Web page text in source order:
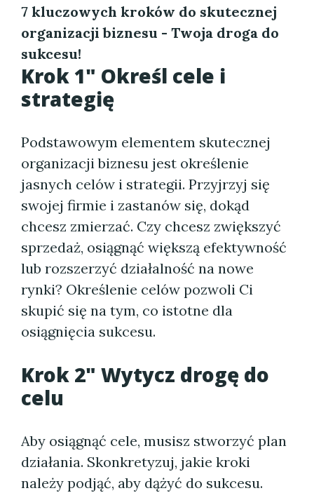
7 kluczowych kroków do skutecznej
organizacji biznesu - Twoja droga do
sukcesu!
Krok 1" Określ cele i
strategię
Podstawowym elementem skutecznej
organizacji biznesu jest określenie
jasnych celów i strategii. Przyjrzyj się
swojej firmie i zastanów się, dokąd
chcesz zmierzać. Czy chcesz zwiększyć
sprzedaż, osiągnąć większą efektywność
lub rozszerzyć działalność na nowe
rynki? Określenie celów pozwoli Ci
skupić się na tym, co istotne dla
osiągnięcia sukcesu.
Krok 2" Wytycz drogę do
celu
Aby osiągnąć cele, musisz stworzyć plan
działania. Skonkretyzuj, jakie kroki
należy podjąć, aby dążyć do sukcesu.